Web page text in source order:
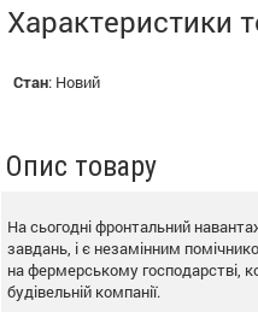
Характеристики
Стан: Новий
Опис товару
На сьогодні фронтальний
завдань, і є незамінним
на фермерському господарстві,
будівельній компанії.